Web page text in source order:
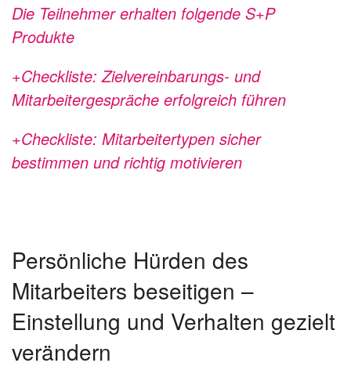
Die Teilnehmer erhalten folgende S+P
Produkte
+Checkliste: Zielvereinbarungs- und
Mitarbeitergespräche erfolgreich führen
+Checkliste: Mitarbeitertypen sicher
bestimmen und richtig motivieren
Persönliche Hürden des
Mitarbeiters beseitigen –
Einstellung und Verhalten gezielt
verändern